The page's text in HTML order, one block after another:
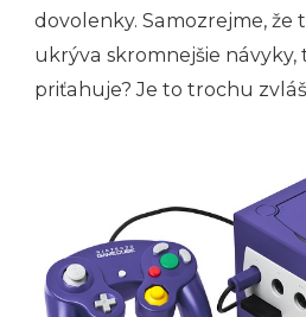
dovolenky. Samozrejme, že
ukrýva skromnejšie
priťahuje? Je to trochu